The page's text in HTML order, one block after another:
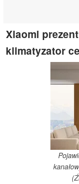
Xiaomi
klimatyzator